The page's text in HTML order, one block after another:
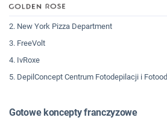
2. New York Pizza Department
3. FreeVolt
4. IvRoxe
5. DepilConcept Centrum Fotodepilacji i
Gotowe koncepty franczyzowe